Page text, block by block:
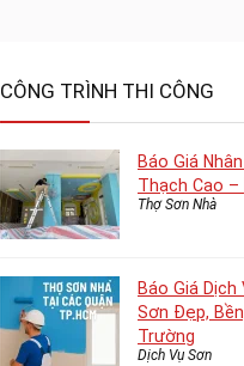
CÔNG TRÌNH THI CÔNG
Báo Giá
Thạch Cao –
Thợ Sơn Nhà
Báo Giá Dịch
Sơn Đẹp,
Trường
Dịch Vụ Sơn